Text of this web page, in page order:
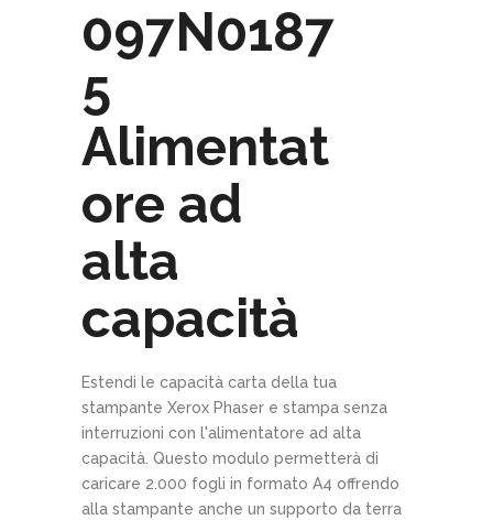
097N0187
5
Alimentat
ore ad
alta
capacità
Estendi le capacità carta della tua
stampante Xerox Phaser e stampa senza
interruzioni con l'alimentatore ad alta
capacità. Questo modulo permetterà di
caricare 2.000 fogli in formato A4 offrendo
alla stampante anche un supporto da terra